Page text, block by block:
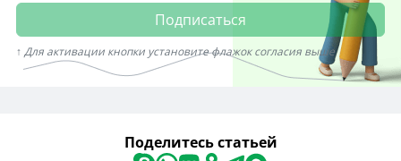
Подписаться
↑ Для активации кнопки установите флажок согласия выше
Поделитесь статьей